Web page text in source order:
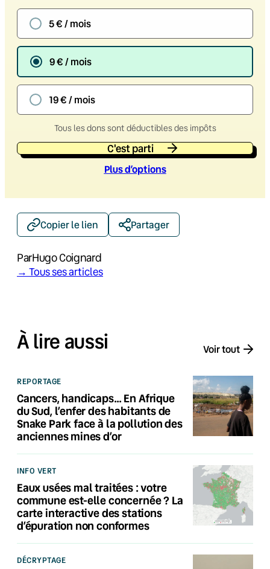
5 € / mois
9 € / mois
19 € / mois
Tous les dons sont déductibles des impôts
C'est parti
Plus d’options
Copier le lien Partager
ParHugo Coignard
→ Tous ses articles
À lire aussi Voir tout
REPORTAGE
Cancers, handicaps… En Afrique
du Sud, l’enfer des habitants de
Snake Park face à la pollution des
anciennes mines d’or
INFO VERT
Eaux usées mal traitées : votre
commune est-elle concernée ? La
carte interactive des stations
d’épuration non conformes
DÉCRYPTAGE